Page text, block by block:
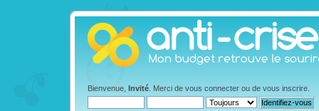
Bienvenue, Invité . Merci de vous connecter ou de vous inscrire